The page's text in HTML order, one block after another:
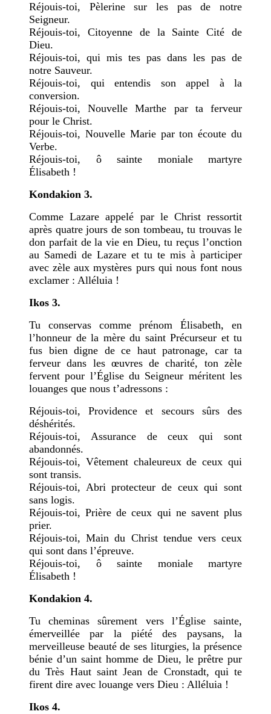
Réjouis-toi, Pèlerine sur les pas de notre
Seigneur.
Réjouis-toi, Citoyenne de la Sainte Cité de
Dieu.
Réjouis-toi, qui mis tes pas dans les pas de
notre Sauveur.
Réjouis-toi, qui entendis son appel à la
conversion.
Réjouis-toi, Nouvelle Marthe par ta ferveur
pour le Christ.
Réjouis-toi, Nouvelle Marie par ton écoute du
Verbe.
Réjouis-toi, ô sainte moniale martyre
Élisabeth !
Kondakion 3.
Comme Lazare appelé par le Christ ressortit
après quatre jours de son tombeau, tu trouvas le
don parfait de la vie en Dieu, tu reçus l’onction
au Samedi de Lazare et tu te mis à participer
avec zèle aux mystères purs qui nous font nous
exclamer : Alléluia !
Ikos 3.
Tu conservas comme prénom Élisabeth, en
l’honneur de la mère du saint Précurseur et tu
fus bien digne de ce haut patronage, car ta
ferveur dans les œuvres de charité, ton zèle
fervent pour l’Église du Seigneur méritent les
louanges que nous t’adressons :
Réjouis-toi, Providence et secours sûrs des
déshérités.
Réjouis-toi, Assurance de ceux qui sont
abandonnés.
Réjouis-toi, Vêtement chaleureux de ceux qui
sont transis.
Réjouis-toi, Abri protecteur de ceux qui sont
sans logis.
Réjouis-toi, Prière de ceux qui ne savent plus
prier.
Réjouis-toi, Main du Christ tendue vers ceux
qui sont dans l’épreuve.
Réjouis-toi, ô sainte moniale martyre
Élisabeth !
Kondakion 4.
Tu cheminas sûrement vers l’Église sainte,
émerveillée par la piété des paysans, la
merveilleuse beauté de ses liturgies, la présence
bénie d’un saint homme de Dieu, le prêtre pur
du Très Haut saint Jean de Cronstadt, qui te
firent dire avec louange vers Dieu : Alléluia !
Ikos 4.